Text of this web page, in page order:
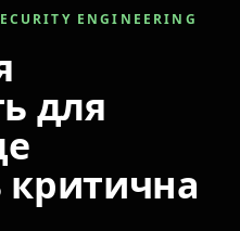
ENGINEERING
для